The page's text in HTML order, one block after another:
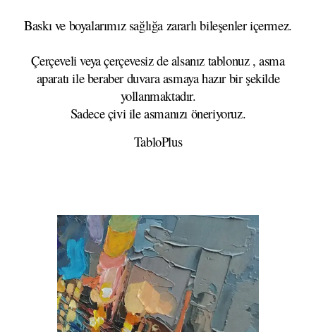
Baskı ve boyalarımız sağlığa zararlı bileşenler içermez.
Çerçeveli veya çerçevesiz de alsanız tablonuz , asma
aparatı ile beraber duvara asmaya hazır bir şekilde
yollanmaktadır.
Sadece çivi ile asmanızı öneriyoruz.
TabloPlus